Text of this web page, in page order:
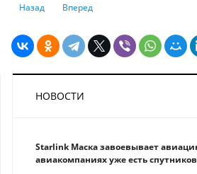
Предыдущий: Работникам торговой
Назад Следующий: Производство в
Вперед
НОВОСТИ
Starlink Маска завоевывает
авиакомпаниях уже есть